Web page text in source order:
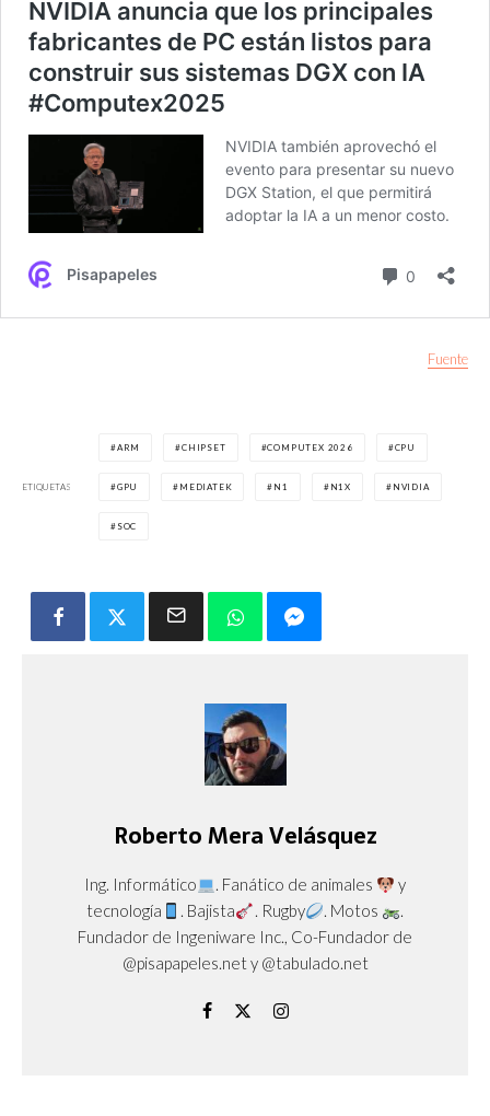
Fuente
ETIQUETAS
ARM CHIPSET COMPUTEX 2026 CPU
GPU MEDIATEK N1 N1X NVIDIA
SOC
Roberto Mera Velásquez
Ing. Informático . Fanático de animales
y
tecnología
. Bajista . Rugby . Motos
.
Fundador de Ingeniware Inc., Co-Fundador de
@pisapapeles.net y @tabulado.net